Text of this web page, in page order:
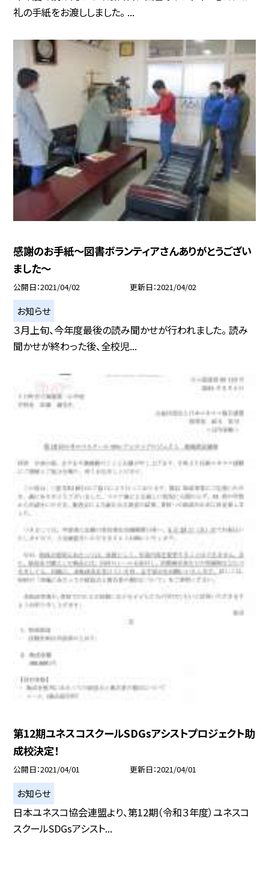
礼の手紙をお渡ししました。 ...
感謝のお手紙〜図書ボランティアさんありがとうござい
ました〜
公開日 2021/04/02 更新日 2021/04/02
お知らせ
３月上旬、今年度最後の読み聞かせが行われました。 読み
聞かせが終わった後、全校児...
第12期ユネスコスクールSDGsアシストプロジェクト助
成校決定！
公開日 2021/04/01 更新日 2021/04/01
お知らせ
日本ユネスコ協会連盟より、第12期（令和３年度）ユネスコ
スクールSDGsアシスト...